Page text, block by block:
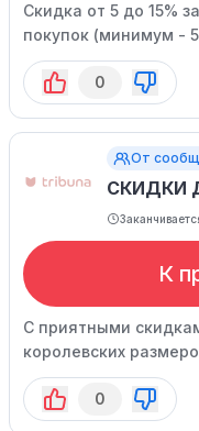
Скидка от 5 до 15%
покупок (минимум -
0
От
СКИДКИ
К
С приятными
королевских
0